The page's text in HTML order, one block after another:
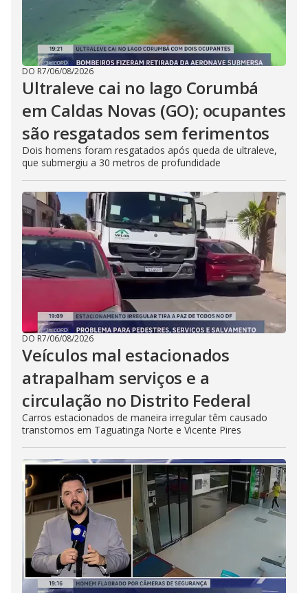
DO R7/06/08/2026
Ultraleve cai no lago Corumbá
em Caldas Novas (GO); ocupantes
são resgatados sem ferimentos
Dois homens foram resgatados após queda de ultraleve,
que submergiu a 30 metros de profundidade
DO R7/06/08/2026
Veículos mal estacionados
atrapalham serviços e a
circulação no Distrito Federal
Carros estacionados de maneira irregular têm causado
transtornos em Taguatinga Norte e Vicente Pires